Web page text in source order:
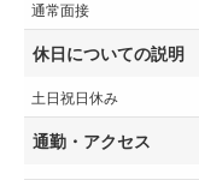
通常面接
休日についての説明
土日祝日休み
通勤・アクセス